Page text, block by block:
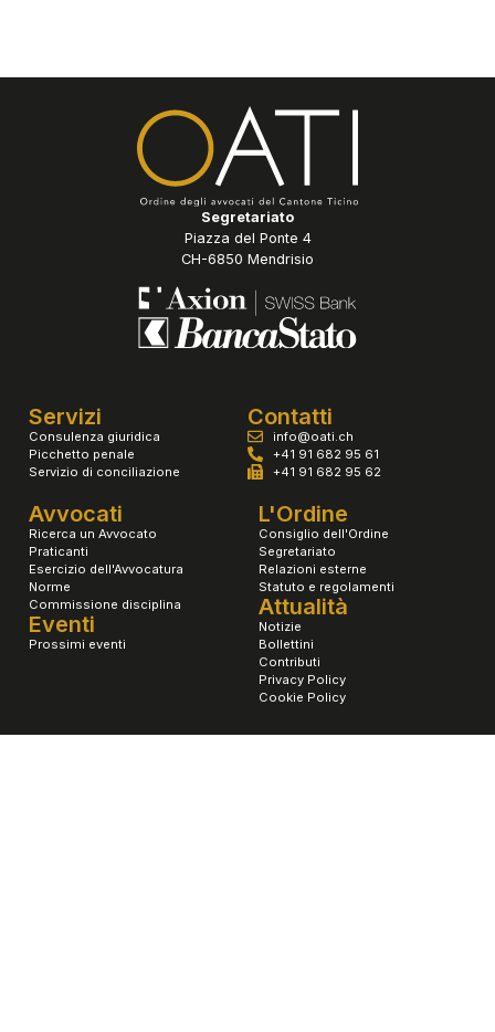
L'Ordine
Consiglio dell'Ordine
Segretariato
Relazioni esterne
Statuto e regolamenti
Attualità
Notizie
Bollettini
Contributi
Privacy Policy
Cookie Policy
Avvocati
Ricerca un Avvocato
Praticanti
Esercizio dell'Avvocatura
Norme
Commissione disciplina
Eventi
Prossimi eventi
Servizi
Consulenza giuridica
Picchetto penale
Servizio di conciliazione
Contatti
info@oati.ch
+41 91 682 95 61
+41 91 682 95 62
Segretariato
Piazza del Ponte 4
CH-6850 Mendrisio